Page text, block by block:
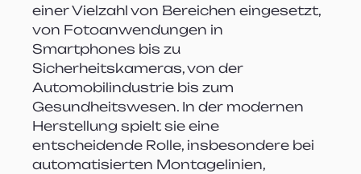
einer Vielzahl von Bereichen eingesetzt,
von Fotoanwendungen in
Smartphones bis zu
Sicherheitskameras, von der
Automobilindustrie bis zum
Gesundheitswesen. In der modernen
Herstellung spielt sie eine
entscheidende Rolle, insbesondere bei
automatisierten Montagelinien,